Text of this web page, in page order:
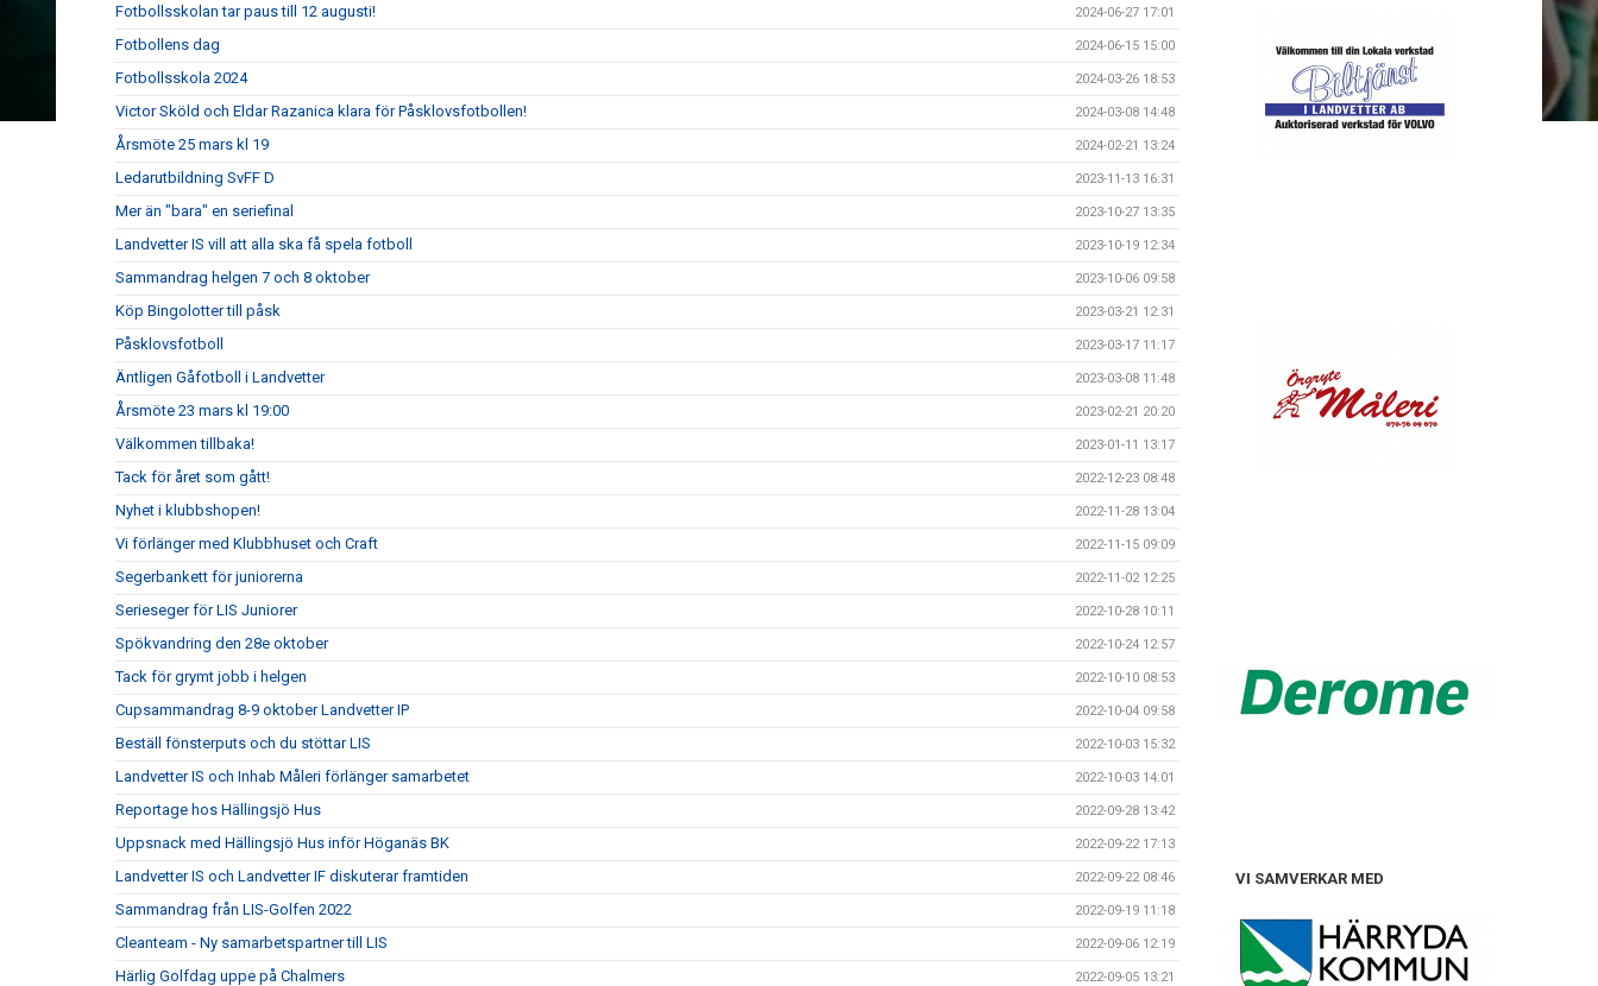
Fotbollsskolan tar paus till 12 augusti! 2024-06-27 17:01
Fotbollens dag 2024-06-15 15:00
Fotbollsskola 2024 2024-03-26 18:53
Victor Sköld och Eldar Razanica klara för Påsklovsfotbollen! 2024-03-08 14:48
Årsmöte 25 mars kl 19 2024-02-21 13:24
Ledarutbildning SvFF D 2023-11-13 16:31
Mer än "bara" en seriefinal 2023-10-27 13:35
Landvetter IS vill att alla ska få spela fotboll 2023-10-19 12:34
Sammandrag helgen 7 och 8 oktober 2023-10-06 09:58
Köp Bingolotter till påsk 2023-03-21 12:31
Påsklovsfotboll 2023-03-17 11:17
Äntligen Gåfotboll i Landvetter 2023-03-08 11:48
Årsmöte 23 mars kl 19:00 2023-02-21 20:20
Välkommen tillbaka! 2023-01-11 13:17
Tack för året som gått! 2022-12-23 08:48
Nyhet i klubbshopen! 2022-11-28 13:04
Vi förlänger med Klubbhuset och Craft 2022-11-15 09:09
Segerbankett för juniorerna 2022-11-02 12:25
Serieseger för LIS Juniorer 2022-10-28 10:11
Spökvandring den 28e oktober 2022-10-24 12:57
Tack för grymt jobb i helgen 2022-10-10 08:53
Cupsammandrag 8-9 oktober Landvetter IP 2022-10-04 09:58
Beställ fönsterputs och du stöttar LIS 2022-10-03 15:32
Landvetter IS och Inhab Måleri förlänger samarbetet 2022-10-03 14:01
Reportage hos Hällingsjö Hus 2022-09-28 13:42
Uppsnack med Hällingsjö Hus inför Höganäs BK 2022-09-22 17:13
Landvetter IS och Landvetter IF diskuterar framtiden 2022-09-22 08:46
Sammandrag från LIS-Golfen 2022 2022-09-19 11:18
Cleanteam - Ny samarbetspartner till LIS 2022-09-06 12:19
Härlig Golfdag uppe på Chalmers 2022-09-05 13:21
VI SAMVERKAR MED